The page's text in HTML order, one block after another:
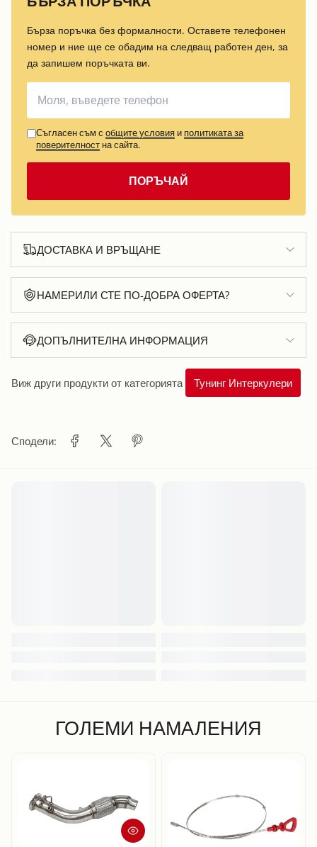
Бърза поръчка без формалности. Оставете телефонен
номер и ние ще се обадим на следващ работен ден, за
да запишем поръчката ви.
Съгласен съм с общите условия и политиката за
поверителност на сайта.
ПОРЪЧАЙ
ДОСТАВКА И ВРЪЩАНЕ
НАМЕРИЛИ СТЕ ПО-ДОБРА ОФЕРТА?
ДОПЪЛНИТЕЛНА ИНФОРМАЦИЯ
Виж други продукти от категорията Тунинг Интеркулери
Сподели:
ГОЛЕМИ НАМАЛЕНИЯ